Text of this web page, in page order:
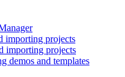
importing projects
importing projects
demos and templates